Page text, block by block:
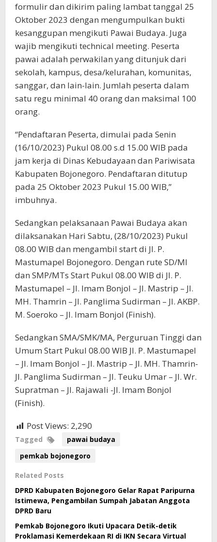
formulir dan dikirim paling lambat tanggal 25
Oktober 2023 dengan mengumpulkan bukti
kesanggupan mengikuti Pawai Budaya. Juga
wajib mengikuti technical meeting. Peserta
pawai adalah perwakilan yang ditunjuk dari
sekolah, kampus, desa/kelurahan, komunitas,
sanggar, dan lain-lain. Jumlah peserta dalam
satu regu minimal 40 orang dan maksimal 100
orang.
“Pendaftaran Peserta, dimulai pada Senin
(16/10/2023) Pukul 08.00 s.d 15.00 WIB pada
jam kerja di Dinas Kebudayaan dan Pariwisata
Kabupaten Bojonegoro. Pendaftaran ditutup
pada 25 Oktober 2023 Pukul 15.00 WIB,”
imbuhnya.
Sedangkan pelaksanaan Pawai Budaya akan
dilaksanakan Hari Sabtu, (28/10/2023) Pukul
08.00 WIB dan mengambil start di JI. P.
Mastumapel Bojonegoro. Dengan rute SD/MI
dan SMP/MTs Start Pukul 08.00 WIB di Jl. P.
Mastumapel – JI. Imam Bonjol – JI. Mastrip – JI.
MH. Thamrin – Jl. Panglima Sudirman – JI. AKBP.
M. Soeroko – JI. Imam Bonjol (Finish).
Sedangkan SMA/SMK/MA, Perguruan Tinggi dan
Umum Start Pukul 08.00 WIB JI. P. Mastumapel
– JI. Imam Bonjol – JI. Mastrip – JI. MH. Thamrin-
Jl. Panglima Sudirman – JI. Teuku Umar – JI. Wr.
Supratman – JI. Rajawali -JI. Imam Bonjol
(Finish).
Post Views: 2,290
Tagged
pawai budaya
pemkab bojonegoro
Related Posts
DPRD Kabupaten Bojonegoro Gelar Rapat Paripurna
Istimewa, Pengambilan Sumpah Jabatan Anggota
DPRD Baru
Pemkab Bojonegoro Ikuti Upacara Detik-detik
Proklamasi Kemerdekaan RI di IKN Secara Virtual